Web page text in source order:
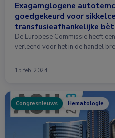
Exagamglogene
goedgekeurd voor
transfusieafhankelijke
De Europese Commissie heeft
verleend voor het in de handel
15 feb. 2024
Congresnieuws Hematologie